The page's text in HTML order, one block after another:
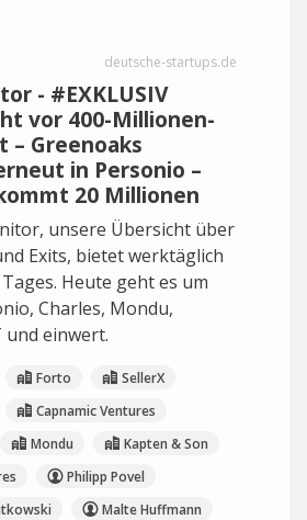
deutsche-startups.de
- #EXKLUSIV
vor 400-Millionen-
– Greenoaks
in Personio –
20 Millionen
unsere Übersicht über
Exits, bietet werktäglich
Heute geht es um
Charles, Mondu,
und einwert.
Forto
SellerX
Capnamic Ventures
Mondu
Kapten & Son
Philipp Povel
Malte Huffmann